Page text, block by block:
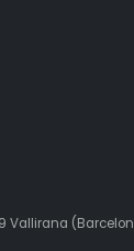
Vallirana